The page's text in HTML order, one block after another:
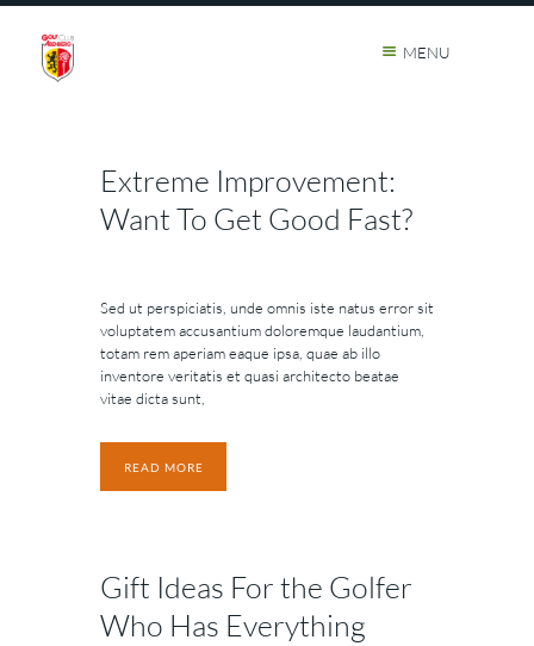
MENU
Extreme Improvement:
Want To Get Good Fast?
Sed ut perspiciatis, unde omnis iste natus error sit
voluptatem accusantium doloremque laudantium,
totam rem aperiam eaque ipsa, quae ab illo
inventore veritatis et quasi architecto beatae
vitae dicta sunt,
READ MORE
Gift Ideas For the Golfer
Who Has Everything